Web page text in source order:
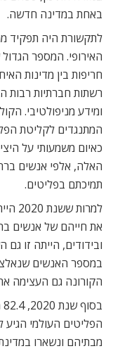
באחת במדינה חדשה.
לתקשורת היה תפקיד
האירופי. המספר
חריפות בין מדינות
רשתות חברתיות רבות
ומידע מניפולטיבי.
המתנגדים לקליטת
כאיום משמעותי על
האלה, אלפי אנשים
תמיכתם בפליטים.
את חייהם של אנשים
ובידודים, הייתה זו
במספר האנשים
הקורונה גם העצימה